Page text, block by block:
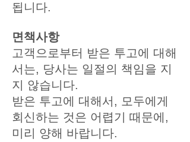
됩니다.
면책사항
고객으로부터 받은 투고에 대해
서는, 당사는 일절의 책임을 지
지 않습니다.
받은 투고에 대해서, 모두에게
회신하는 것은 어렵기 때문에,
미리 양해 바랍니다.